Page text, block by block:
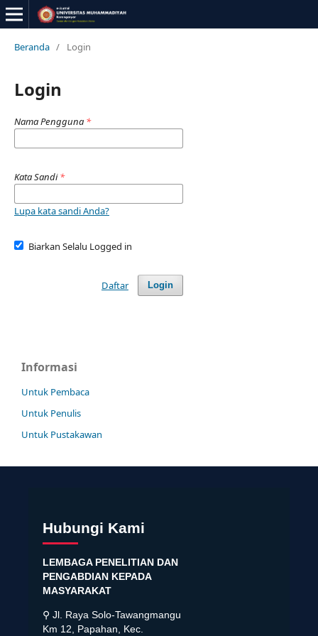
Beranda / Login
Login
Nama Pengguna *
Kata Sandi*
Lupa kata sandi Anda?
Biarkan Selalu Logged in
Login
Daftar
Informasi
Untuk Pembaca
Untuk Penulis
Untuk Pustakawan
Hubungi Kami
LEMBAGA PENELITIAN DAN
PENGABDIAN KEPADA
MASYARAKAT
⚲ Jl. Raya Solo-Tawangmangu
Km 12, Papahan, Kec.